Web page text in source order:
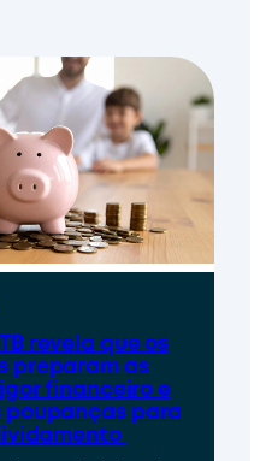
revela que os
preparam as
financeiro e
poupanças para